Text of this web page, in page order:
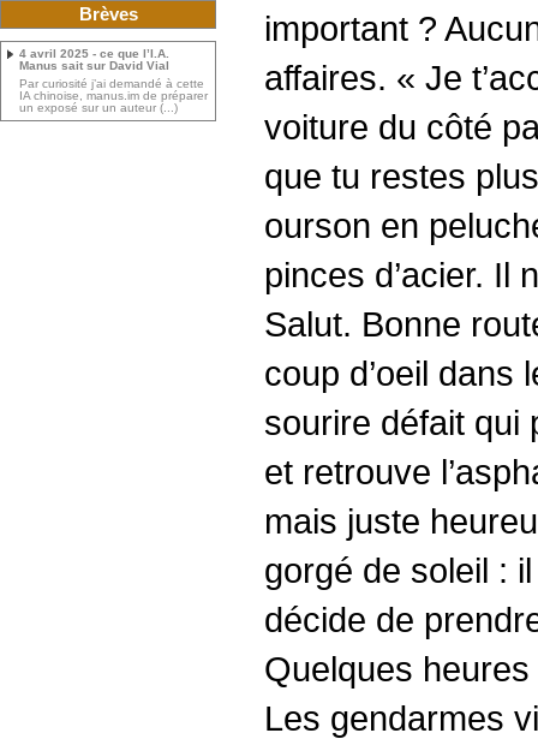
important ?
affaires. « Je
voiture du côté
que tu restes
ourson en
pinces d’acier. Il
Salut. Bonne
coup d’oeil dans
sourire défait qui
et retrouve
mais juste
gorgé de soleil :
décide de
Quelques
Les gendarmes
Brèves
4 avril 2025 - ce que l’I.A.
Manus sait sur David Vial
Par curiosité j’ai demandé à cette
IA chinoise, manus.im de préparer
un exposé sur un auteur (...)